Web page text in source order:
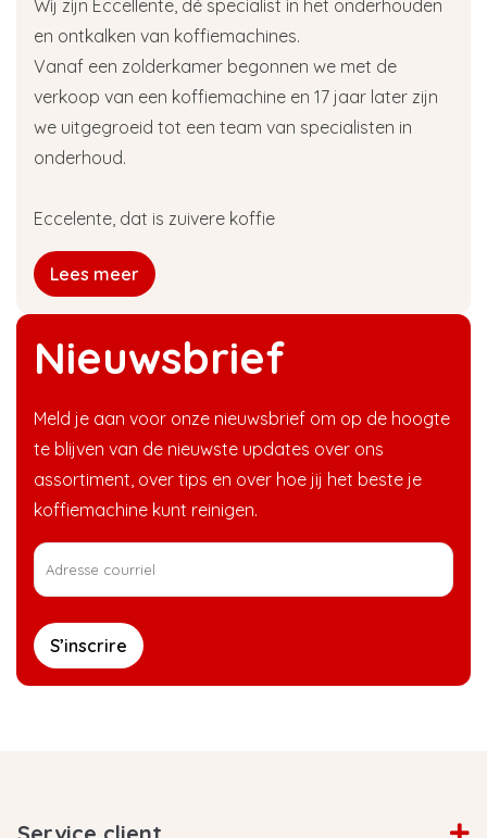
Nieuwsbrief
Meld je aan voor onze nieuwsbrief om op de hoogte
te blijven van de nieuwste updates over ons
assortiment, over tips en over hoe jij het beste je
koffiemachine kunt reinigen.
S’inscrire
Wij zijn Eccellente, dé specialist in het onderhouden
en ontkalken van koffiemachines.
Vanaf een zolderkamer begonnen we met de
verkoop van een koffiemachine en 17 jaar later zijn
we uitgegroeid tot een team van specialisten in
onderhoud.
Eccelente, dat is zuivere koffie
Lees meer